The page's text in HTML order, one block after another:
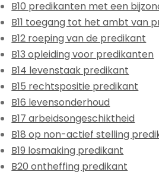
B10 predikanten met een
B11 toegang tot het ambt van
B12 roeping van de predikant
B13 opleiding voor predikanten
B14 levenstaak predikant
B15 rechtspositie predikant
B16 levensonderhoud
B17 arbeidsongeschiktheid
B18 op non-actief stelling
B19 losmaking predikant
B20 ontheffing predikant